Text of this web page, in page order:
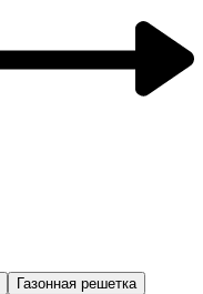
Газонная решетка